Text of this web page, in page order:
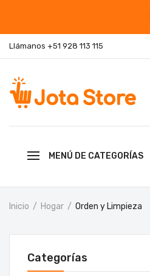
Llámanos +51 928 113 115
MENÚ DE CATEGORÍAS
Inicio Hogar Orden y Limpieza
Categorías